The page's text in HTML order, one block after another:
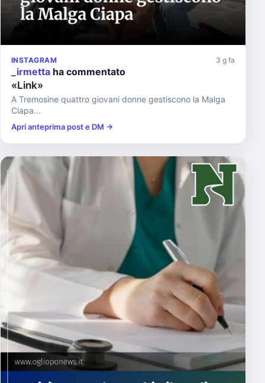
INSTAGRAM 3 g fa
_irmetta ha commentato
«Link»
A Tremosine quattro giovani donne gestiscono la Malga
Ciapa...
Apri anteprima post e DM →